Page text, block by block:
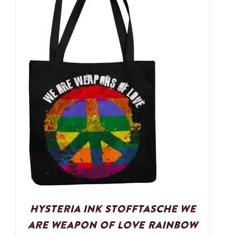
Hysteria Ink Stofftasche We
are weapon of love Rainbow